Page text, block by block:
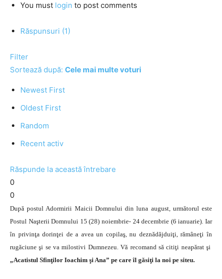
You must login to post comments
Răspunsuri (1)
Filter
Sortează după: Cele mai multe voturi
Newest First
Oldest First
Random
Recent activ
Răspunde la această întrebare
0
0
După postul Adormirii Maicii Domnului din luna august, următorul este
Postul Naşterii Domnului 15 (28) noiembrie- 24 decembrie (6 ianuarie). Iar
în privinţa dorinţei de a avea un copilaş, nu deznădăjduiţi, rămâneţi în
rugăciune şi se va milostivi Dumnezeu. Vă recomand să citiţi neapărat şi
„Acatistul Sfinţilor Ioachim şi Ana” pe care îl găsiţi la noi pe siteu.